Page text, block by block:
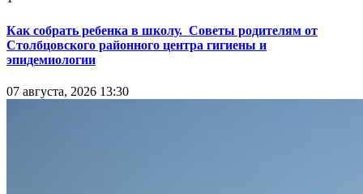
Как собрать ребенка в школу. Советы родителям от
Столбцовского районного центра гигиены и
эпидемиологии
07 августа, 2026 13:30